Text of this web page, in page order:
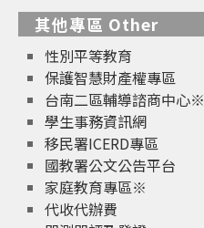
其他專區 Other
性別平等教育
保護智慧財產權專區
台南二區輔導諮商中心※
學生事務資訊網
移民署ICERD專區
國教署公文公告平台
家庭教育專區※
代收代辦費